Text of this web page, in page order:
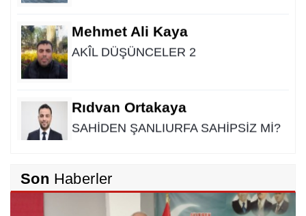
AKÎL DÜŞÜNCELER 2
SAHİDEN ŞANLIURFA SAHİPSİZ Mİ?
Dersa Mentikî û Lûyê
Son Haberler